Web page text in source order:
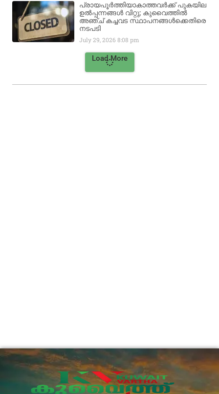
പ്രായപൂർത്തിയാകാത്തവർക്ക് പുകയില
ഉൽപ്പന്നങ്ങൾ വിറ്റു; കുവൈത്തിൽ
അഞ്ച് കച്ചവട സ്ഥാപനങ്ങൾക്കെതിരെ
നടപടി
July 29, 20268:08 pm
Load More